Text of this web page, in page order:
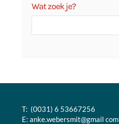
Wat zoek je?
T: (0031) 6 53667256
E: anke.webersmit@gmail com